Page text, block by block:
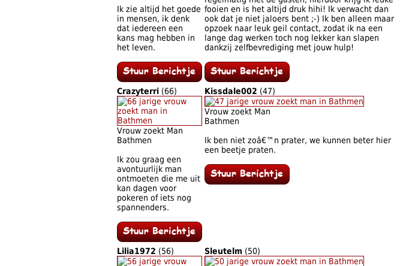
Ik zie altijd het goede
in mensen, ik denk
dat iedereen een
kans mag hebben in
het leven.
fooien en is het altijd druk hihi! Ik verwacht dan
ook dat je niet jaloers bent ;-) Ik ben alleen maar
opzoek naar leuk geil contact, zodat ik na een
lange dag werken toch nog lekker kan slapen
dankzij zelfbevrediging met jouw hulp!
Crazyterri (66)
Vrouw zoekt Man
Bathmen
Ik zou graag een
avontuurlijk man
ontmoeten die me uit
kan dagen voor
pokeren of iets nog
spannenders.
Kissdale002 (47)
Vrouw zoekt Man
Bathmen
Ik ben niet zoâ€™n prater, we kunnen beter hier
een beetje praten.
Lilia1972 (56) Sleutelm (50)